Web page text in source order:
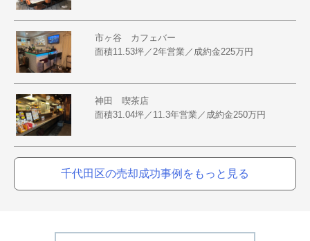
市ヶ谷 カフェバー
面積11.53坪／2年営業／成約金225万円
神田 喫茶店
面積31.04坪／11.3年営業／成約金250万円
千代田区の売却成功事例をもっと見る